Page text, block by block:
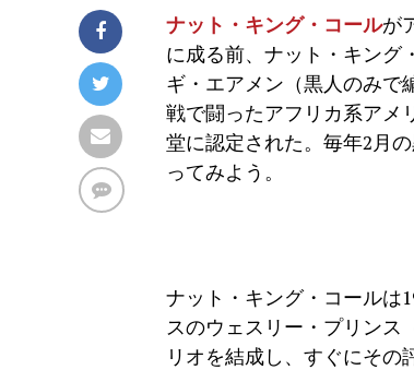
ナット・キング・コールが
に成る前、ナット・キング
ギ・エアメン（黒人のみで
戦で闘ったアフリカ系アメ
堂に認定された。毎年2月
ってみよう。
ナット・キング・コールは
スのウェスリー・プリンス
リオを結成し、すぐにその